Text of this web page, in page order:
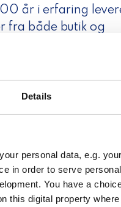
Details
personal data, e.g.
in order to serve
You have a
this digital property
år i erfaring
fra både butik og
sætte innovative
i printeren, og når vi
i systemet og tjekke, om
fragtlabel til
hver fredag efter vores
har fjernet